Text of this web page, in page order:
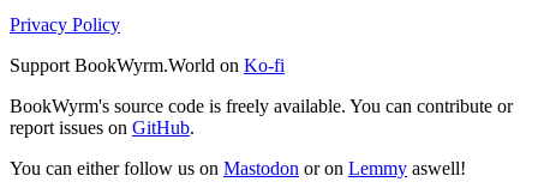
Privacy Policy
Support BookWyrm.World on Ko-fi
BookWyrm's source code is freely available. You can contribute or
report issues on GitHub.
You can either follow us on Mastodon or on Lemmy aswell!